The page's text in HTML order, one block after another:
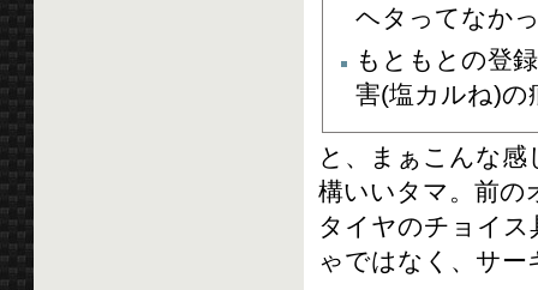
ヘタってなか
もともとの登
害(塩カルね)の
と、まぁこんな
構いいタマ。前の
タイヤのチョイ
ゃではなく、サ